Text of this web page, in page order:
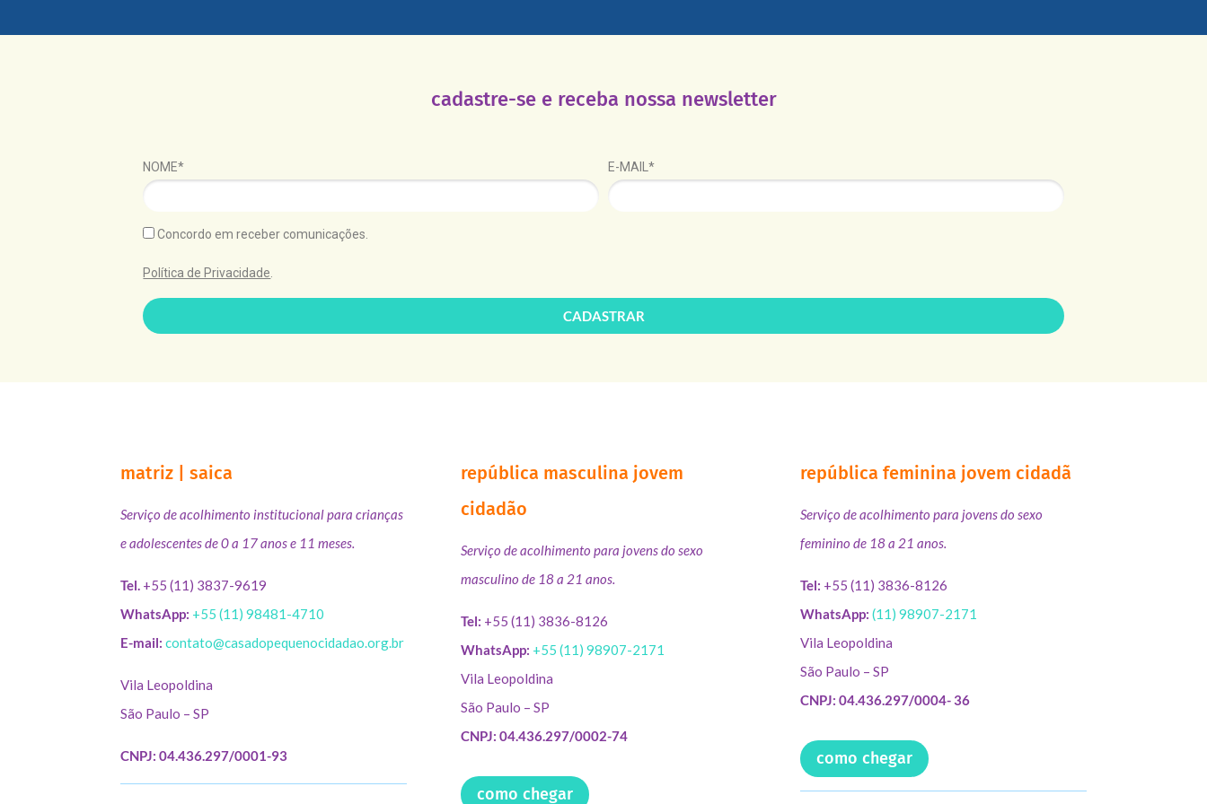
cadastre-se e receba nossa newsletter
NOME* E-MAIL*
Concordo em receber comunicações.
Política de Privacidade.
CADASTRAR
matriz | saica
Serviço de acolhimento institucional para crianças
e adolescentes de 0 a 17 anos e 11 meses.
Tel. +55 (11) 3837-9619
WhatsApp: +55 (11) 98481-4710
E-mail: contato@casadopequenocidadao.org.br
Vila Leopoldina
São Paulo – SP
CNPJ: 04.436.297/0001-93
república masculina jovem
cidadão
Serviço de acolhimento para jovens do sexo
masculino de 18 a 21 anos.
Tel: +55 (11) 3836-8126
WhatsApp: +55 (11) 98907-2171
Vila Leopoldina
São Paulo – SP
CNPJ: 04.436.297/0002-74
como chegar
república feminina jovem cidadã
Serviço de acolhimento para jovens do sexo
feminino de 18 a 21 anos.
Tel: +55 (11) 3836-8126
WhatsApp: (11) 98907-2171
Vila Leopoldina
São Paulo – SP
CNPJ: 04.436.297/0004- 36
como chegar